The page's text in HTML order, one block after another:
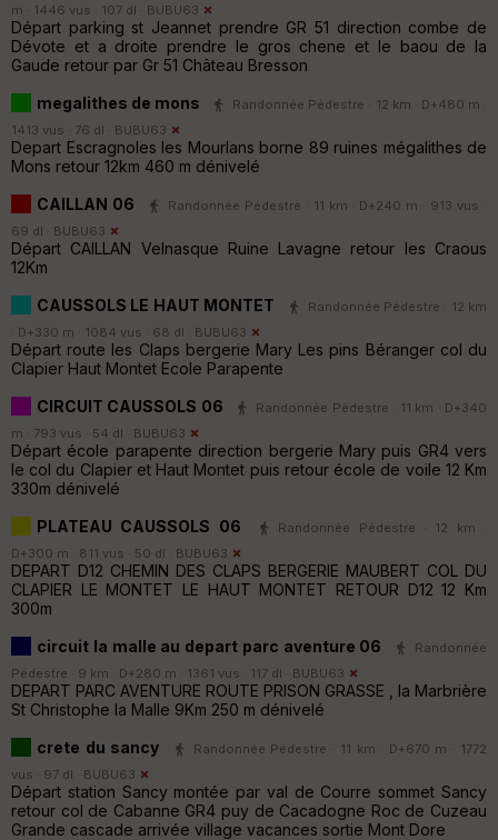
m · 1446 vus · 107 dl · BUBU63
Départ parking st Jeannet prendre GR 51 direction combe de
Dévote et a droite prendre le gros chene et le baou de la
Gaude retour par Gr 51 Château Bresson
megalithes de mons
Randonnée Pédestre · 12 km · D+480 m ·
1413 vus · 76 dl · BUBU63
Depart Escragnoles les Mourlans borne 89 ruines mégalithes de
Mons retour 12km 460 m dénivelé
CAILLAN 06
Randonnée Pédestre · 11 km · D+240 m · 913 vus ·
69 dl · BUBU63
Départ CAILLAN Velnasque Ruine Lavagne retour les Craous
12Km
CAUSSOLS LE HAUT MONTET
Randonnée Pédestre · 12 km
· D+330 m · 1084 vus · 68 dl · BUBU63
Départ route les Claps bergerie Mary Les pins Béranger col du
Clapier Haut Montet Ecole Parapente
CIRCUIT CAUSSOLS 06
Randonnée Pédestre · 11 km · D+340
m · 793 vus · 54 dl · BUBU63
Départ école parapente direction bergerie Mary puis GR4 vers
le col du Clapier et Haut Montet puis retour école de voile 12 Km
330m dénivelé
PLATEAU CAUSSOLS 06
Randonnée Pédestre · 12 km ·
D+300 m · 811 vus · 50 dl · BUBU63
DEPART D12 CHEMIN DES CLAPS BERGERIE MAUBERT COL DU
CLAPIER LE MONTET LE HAUT MONTET RETOUR D12 12 Km
300m
circuit la malle au depart parc aventure 06
Randonnée
Pédestre · 9 km · D+280 m · 1361 vus · 117 dl · BUBU63
DEPART PARC AVENTURE ROUTE PRISON GRASSE , la Marbrière
St Christophe la Malle 9Km 250 m dénivelé
crete du sancy
Randonnée Pédestre · 11 km · D+670 m · 1772
vus · 97 dl · BUBU63
Départ station Sancy montée par val de Courre sommet Sancy
retour col de Cabanne GR4 puy de Cacadogne Roc de Cuzeau
Grande cascade arrivée village vacances sortie Mont Dore